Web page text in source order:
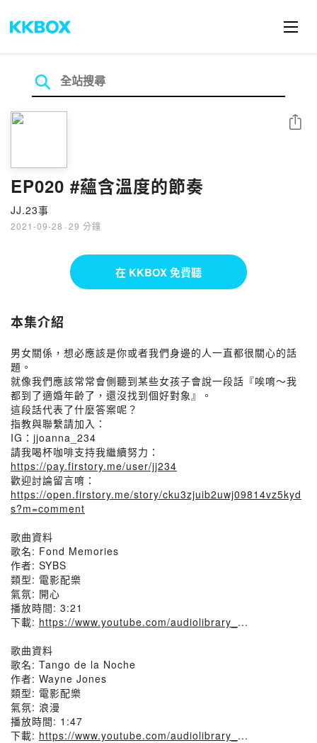
EP020 #蘊含溫度的節奏
JJ.23事
2021-09-28 · 29 分鐘
分享
在 KKBOX 免費聽
本集介紹
男女關係，想必應該是你或者我們身邊的人一直都很關心的話
題。
就像我們應該常常會側聽到某些女孩子會說一段話『唉唷～我
都到了適婚年齡了，還沒找到個好對象』。
這段話代表了什麼答案呢？
指教與聯繫請加入：
IG：jjoanna_234
請我喝杯咖啡支持我繼續努力：
https://pay.firstory.me/user/jj234
歡迎討論留言唷：
https://open.firstory.me/story/cku3zjuib2uwj09814vz5kyd
s?m=comment
歌曲資料
歌名: Fond Memories
作者: SYBS
類型: 電影配樂
氣氛: 開心
播放時間: 3:21
下載: https://www.youtube.com/audiolibrary_ ...
歌曲資料
歌名: Tango de la Noche
作者: Wayne Jones
類型: 電影配樂
氣氛: 浪漫
播放時間: 1:47
下載: https://www.youtube.com/audiolibrary_ ...